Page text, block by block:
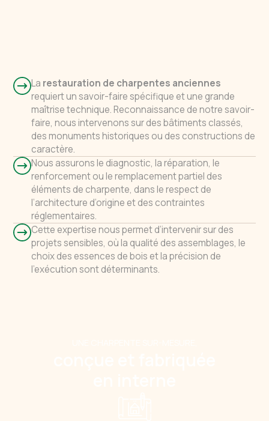
La restauration de charpentes anciennes
requiert un savoir-faire spécifique et une grande
maîtrise technique. Reconnaissance de notre savoir-
faire, nous intervenons sur des bâtiments classés,
des monuments historiques ou des constructions de
caractère.
Nous assurons le diagnostic, la réparation, le
renforcement ou le remplacement partiel des
éléments de charpente, dans le respect de
l’architecture d’origine et des contraintes
réglementaires.
Cette expertise nous permet d’intervenir sur des
projets sensibles, où la qualité des assemblages, le
choix des essences de bois et la précision de
l’exécution sont déterminants.